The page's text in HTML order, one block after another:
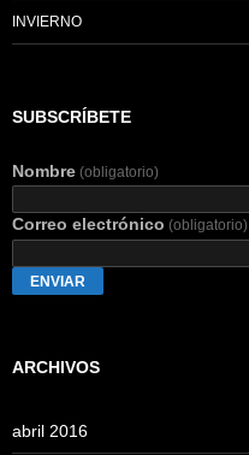
INVIERNO
SUBSCRÍBETE
Nombre (obligatorio)
Correo electrónico (obligatorio)
ENVIAR
ARCHIVOS
abril 2016